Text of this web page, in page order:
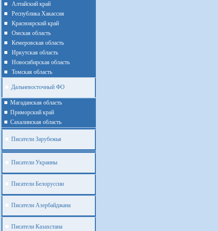
Алтайcкий край
Республика Хакассия
Красноярский край
Омская область
Кемеровская область
Иркутская область
Новосибирская область
Томская область
Дальневосточный ФО
Магаданская область
Приморский край
Cахалинская область
Писатели Зарубежья
Писатели Украины
Писатели Белоруссии
Писатели Азербайджана
Писатели Казахстана